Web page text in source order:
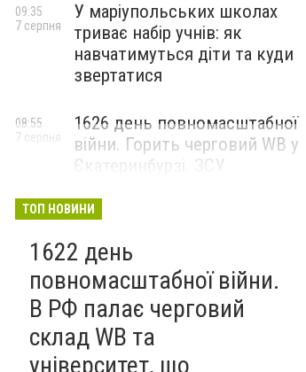
У маріупольських школах
триває набір учнів: як
навчатимуться діти та куди
звертатися
09:35
7 серпня
1626 день повномасштабної
війни. Горить черговий WB у
Єкатеринбурзі. ЗСУ
Маріуполі
08:55
7 серпня
ТОП НОВИНИ
1622 день
повномасштабної війни.
В РФ палає черговий
склад WB та
університет, що